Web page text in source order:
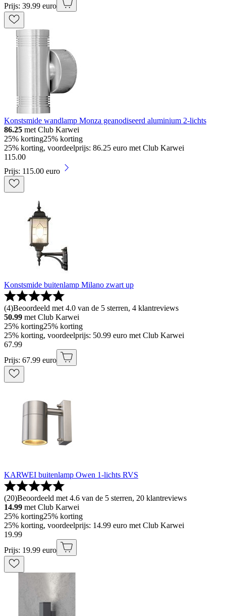
Prijs: 39.99 euro
Konstsmide wandlamp Monza geanodiseerd aluminium 2-lichts
86.25 met Club Karwei
25% korting25% korting
25% korting, voordeelprijs: 86.25 euro met Club Karwei
115.00
Prijs: 115.00 euro
Konstsmide buitenlamp Milano zwart up
(4)Beoordeeld met 4.0 van de 5 sterren, 4 klantreviews
50.99 met Club Karwei
25% korting25% korting
25% korting, voordeelprijs: 50.99 euro met Club Karwei
67.99
Prijs: 67.99 euro
KARWEI buitenlamp Owen 1-lichts RVS
(20)Beoordeeld met 4.6 van de 5 sterren, 20 klantreviews
14.99 met Club Karwei
25% korting25% korting
25% korting, voordeelprijs: 14.99 euro met Club Karwei
19.99
Prijs: 19.99 euro